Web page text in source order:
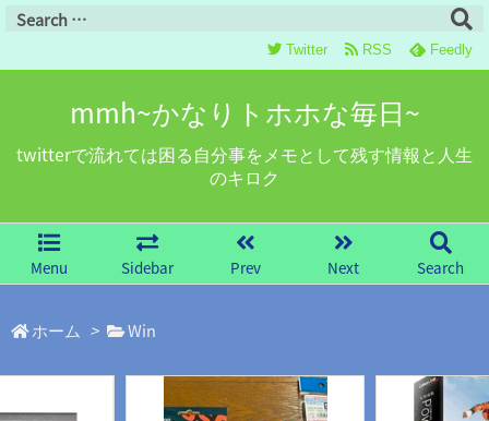
mmh~かなりトホホな毎日~
twitterで流れては困る自分事をメモとして残す情報と人生
のキロク
Menu Sidebar Prev Next Search
Twitter RSS Feedly
ホーム > Win